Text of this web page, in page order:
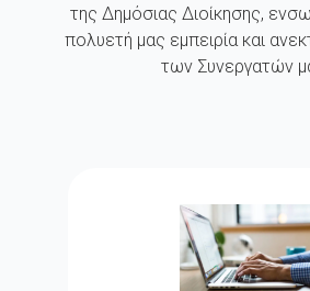
της Δημόσιας Διοίκησης,
πολυετή μας εμπειρία και
των Συνεργατών